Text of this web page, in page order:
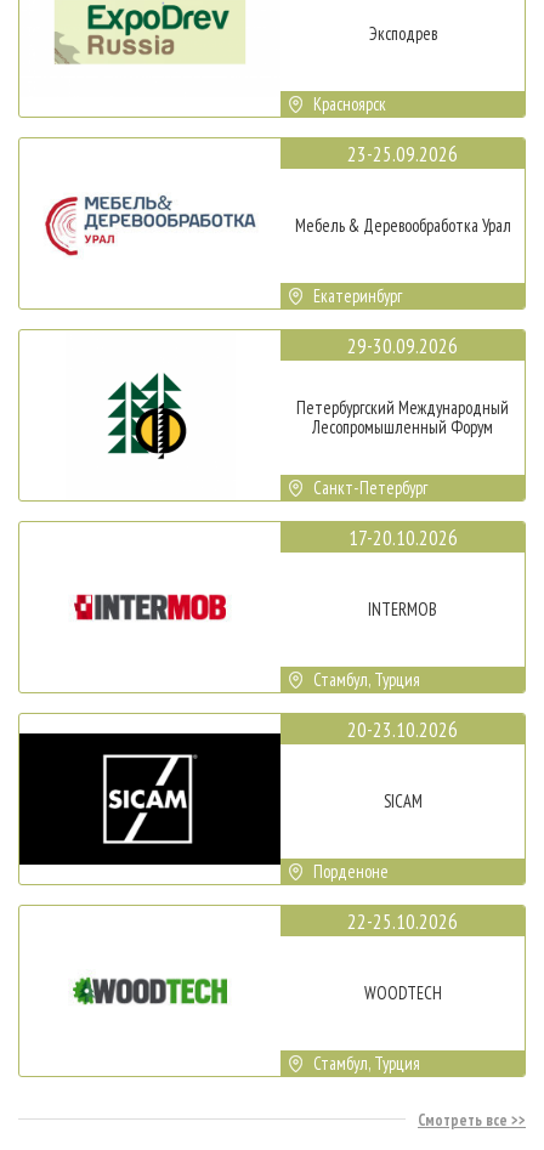
Эксподрев
Красноярск
23-25.09.2026
Мебель & Деревообработка Урал
Екатеринбург
29-30.09.2026
Петербургский Международный
Лесопромышленный Форум
Санкт-Петербург
17-20.10.2026
INTERMOB
Стамбул, Турция
20-23.10.2026
SICAM
Порденоне
22-25.10.2026
WOODTECH
Стамбул, Турция
Смотреть все